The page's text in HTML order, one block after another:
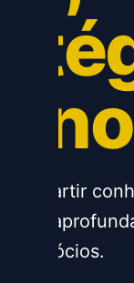
compartir
e
negócios.